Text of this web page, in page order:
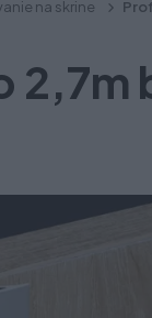
na skrine
2,7m